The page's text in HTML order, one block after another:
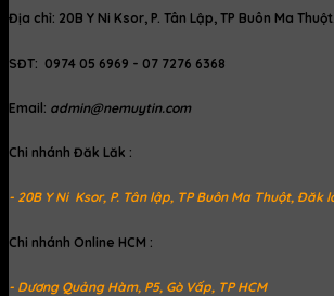
Địa chỉ: 20B Y Ni Ksor, P. Tân Lập, TP Buôn Ma
SĐT: 0974 05 6969 - 07 7276 6368
Email: admin@nemuytin.com
Chi nhánh Đăk Lăk :
- 20B Y Ni Ksor, P. Tân lập, TP Buôn Ma Thuột, Đăk
Chi nhánh Online HCM :
- Dương Quảng Hàm, P5, Gò Vấp, TP HCM